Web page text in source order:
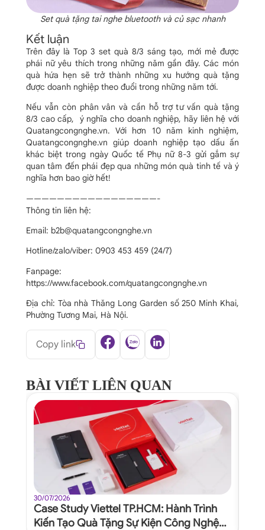
Set quà tặng tai nghe bluetooth và củ sạc nhanh
Kết luận
Trên đây là Top 3 set quà 8/3 sáng tạo, mới mẻ được
phái nữ yêu thích trong những năm gần đây. Các món
quà hứa hẹn sẽ trở thành những xu hướng quà tặng
được doanh nghiệp theo đuổi trong những năm tới.
Nếu vẫn còn phân vân và cần hỗ trợ tư vấn quà tặng
8/3 cao cấp, ý nghĩa cho doanh nghiệp, hãy liên hệ với
Quatangcongnghe.vn. Với hơn 10 năm kinh nghiệm,
Quatangcongnghe.vn giúp doanh nghiệp tạo dấu ấn
khác biệt trong ngày Quốc tế Phụ nữ 8-3 gửi gắm sự
quan tâm đến phái đẹp qua những món quà tinh tế và ý
nghĩa hơn bao giờ hết!
—————————————————-
Thông tin liên hệ:
Email: b2b@quatangcongnghe.vn
Hotline/zalo/viber: 0903 453 459 (24/7)
Fanpage:
https://www.facebook.com/quatangcongnghe.vn
Địa chỉ: Tòa nhà Thăng Long Garden số 250 Minh Khai,
Phường Tương Mai, Hà Nội.
Copy link
BÀI VIẾT LIÊN QUAN
30/07/2026
Case Study Viettel TP.HCM: Hành Trình
Kiến Tạo Quà Tặng Sự Kiện Công Nghệ